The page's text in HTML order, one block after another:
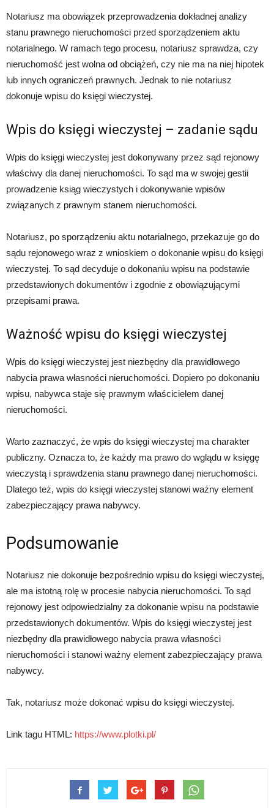
Notariusz ma obowiązek przeprowadzenia dokładnej analizy
stanu prawnego nieruchomości przed sporządzeniem aktu
notarialnego. W ramach tego procesu, notariusz sprawdza, czy
nieruchomość jest wolna od obciążeń, czy nie ma na niej hipotek
lub innych ograniczeń prawnych. Jednak to nie notariusz
dokonuje wpisu do księgi wieczystej.
Wpis do księgi wieczystej – zadanie sądu
Wpis do księgi wieczystej jest dokonywany przez sąd rejonowy
właściwy dla danej nieruchomości. To sąd ma w swojej gestii
prowadzenie ksiąg wieczystych i dokonywanie wpisów
związanych z prawnym stanem nieruchomości.
Notariusz, po sporządzeniu aktu notarialnego, przekazuje go do
sądu rejonowego wraz z wnioskiem o dokonanie wpisu do księgi
wieczystej. To sąd decyduje o dokonaniu wpisu na podstawie
przedstawionych dokumentów i zgodnie z obowiązującymi
przepisami prawa.
Ważność wpisu do księgi wieczystej
Wpis do księgi wieczystej jest niezbędny dla prawidłowego
nabycia prawa własności nieruchomości. Dopiero po dokonaniu
wpisu, nabywca staje się prawnym właścicielem danej
nieruchomości.
Warto zaznaczyć, że wpis do księgi wieczystej ma charakter
publiczny. Oznacza to, że każdy ma prawo do wglądu w księgę
wieczystą i sprawdzenia stanu prawnego danej nieruchomości.
Dlatego też, wpis do księgi wieczystej stanowi ważny element
zabezpieczający prawa nabywcy.
Podsumowanie
Notariusz nie dokonuje bezpośrednio wpisu do księgi wieczystej,
ale ma istotną rolę w procesie nabycia nieruchomości. To sąd
rejonowy jest odpowiedzialny za dokonanie wpisu na podstawie
przedstawionych dokumentów. Wpis do księgi wieczystej jest
niezbędny dla prawidłowego nabycia prawa własności
nieruchomości i stanowi ważny element zabezpieczający prawa
nabywcy.
Tak, notariusz może dokonać wpisu do księgi wieczystej.
Link tagu HTML: https://www.plotki.pl/